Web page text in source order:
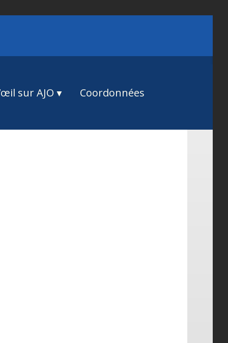
sur AJO Coordonnées